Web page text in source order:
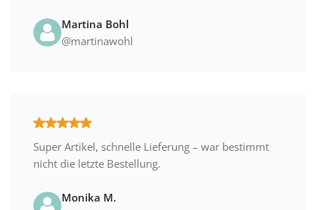
Martina Bohl
@martinawohl
Super Artikel, schnelle Lieferung – war bestimmt
nicht die letzte Bestellung.
Monika M.